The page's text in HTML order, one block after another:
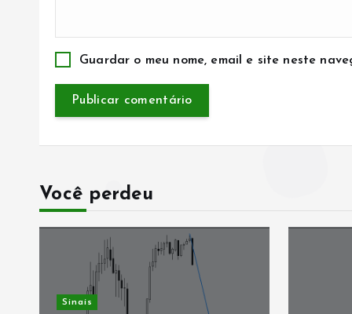
Guardar o meu nome, email e site neste
Você perdeu
Sinais